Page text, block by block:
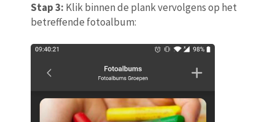
Stap 3: Klik binnen de plank vervolgens op het
betreffende fotoalbum: